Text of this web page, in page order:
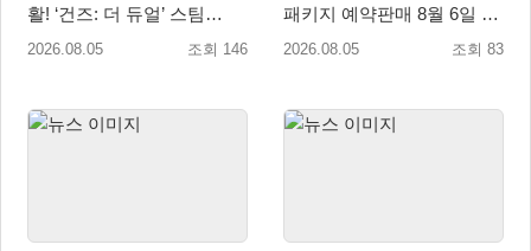
활! ‘건즈: 더 듀얼’ 스팀
(Steam) 8월 14일 정식 오픈
2026.08.05 조회 146
패키지 예약판매 8월 6일 시
작... 8월 27일 국내 정식 발
2026.08.05 조회 83